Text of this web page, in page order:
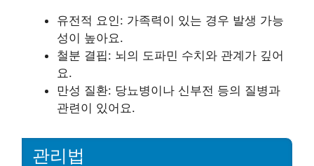
유전적 요인: 가족력이 있는 경우 발생 가능
성이 높아요.
철분 결핍: 뇌의 도파민 수치와 관계가 깊어
요.
만성 질환: 당뇨병이나 신부전 등의 질병과
관련이 있어요.
관리법